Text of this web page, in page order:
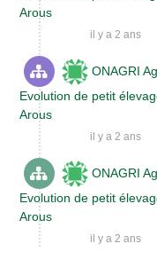
Arous
il y a 2 ans
ONAGRI
Evolution de petit
Arous
il y a 2 ans
ONAGRI
Evolution de petit
Arous
il y a 2 ans